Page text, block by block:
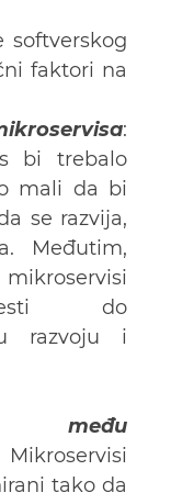
softverskog
faktori na
:
bi trebalo
mali da bi
se razvija,
Međutim,
do
razvoju i
među
tako da